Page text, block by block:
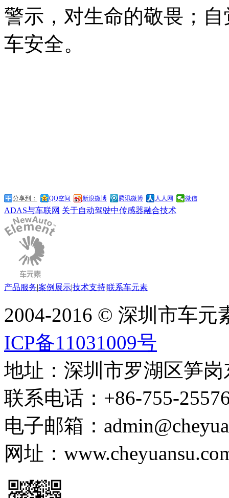
警示，对生命的敬畏；
车安全。
分享到： QQ空间 新浪微博 腾讯微博 人人网 微信
ADAS与车联网 关于自动驾驶中传感器融合技术
产品服务|案例展示|技术支持|联系车元素
2004-2016 © 深圳市车
ICP备11031009号
地址：深圳市罗湖区笋
联系电话：+86-755-
电子邮箱：
网址：